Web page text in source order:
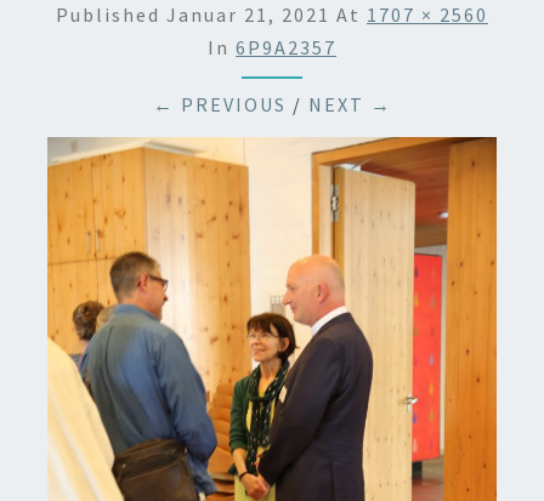
Published Januar 21, 2021 At 1707 × 2560
In 6P9A2357
← PREVIOUS / NEXT →